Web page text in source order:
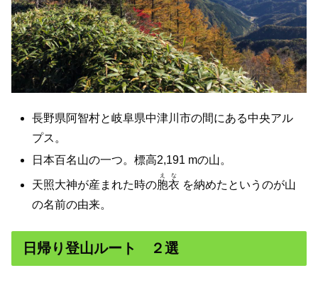
長野県阿智村と岐阜県中津川市の間にある中央アル
プス。
日本百名山の一つ。標高2,191 mの山。
天照大神が産まれた時の胞衣
えな
を納めたというのが山
の名前の由来。
日帰り登山ルート ２選